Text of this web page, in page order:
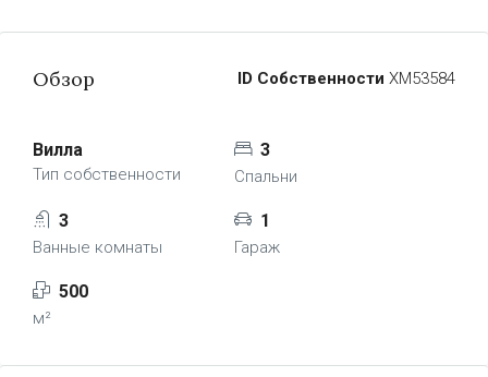
Обзор ID Собственности ХМ53584
Вилла
Тип собственности
3
Спальни
3
Ванные комнаты
1
Гараж
500
м²